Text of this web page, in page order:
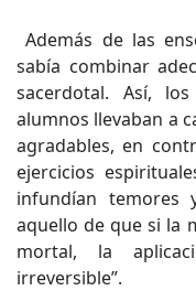
Además de las
sabía combinar
sacerdotal. Así,
alumnos llevaban a
agradables, en
ejercicios
infundían temores
aquello de que si la
mortal, la
irreversible”.